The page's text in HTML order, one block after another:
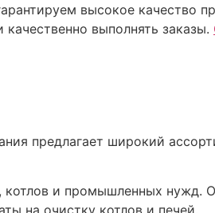
высокое качество
выполнять заказы.
предлагает широкий
котлов и промышленных